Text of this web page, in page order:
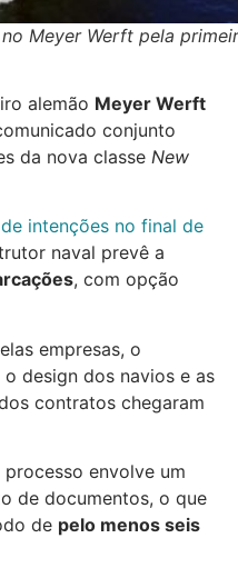
Meyer Werft pela
alemão Meyer Werft
conjunto
da nova classe New
intenções no final de
naval prevê a
, com opção
empresas, o
design dos navios e as
contratos chegaram
envolve um
de documentos, o que
de pelo menos seis